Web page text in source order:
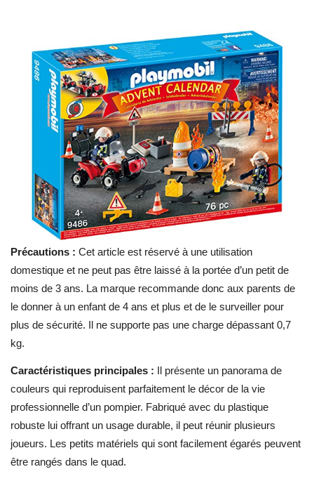
Précautions : Cet article est réservé à une utilisation
domestique et ne peut pas être laissé à la portée d’un petit de
moins de 3 ans. La marque recommande donc aux parents de
le donner à un enfant de 4 ans et plus et de le surveiller pour
plus de sécurité. Il ne supporte pas une charge dépassant 0,7
kg.
Caractéristiques principales : Il présente un panorama de
couleurs qui reproduisent parfaitement le décor de la vie
professionnelle d’un pompier. Fabriqué avec du plastique
robuste lui offrant un usage durable, il peut réunir plusieurs
joueurs. Les petits matériels qui sont facilement égarés peuvent
être rangés dans le quad.